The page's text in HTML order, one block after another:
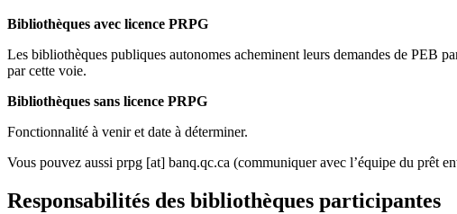
Bibliothèques avec licence PRPG
Les bibliothèques publiques autonomes acheminent leurs demandes de PEB
par cette voie.
Bibliothèques sans licence PRPG
Fonctionnalité à venir et date à déterminer.
Vous pouvez aussi prpg [at] banq.qc.ca (communiquer avec l’équipe du prêt
Responsabilités des bibliothèques participantes